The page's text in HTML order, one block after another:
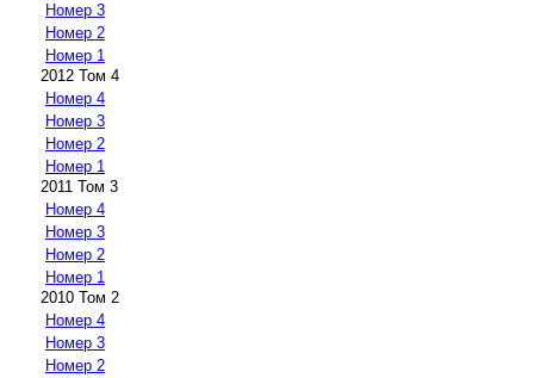
Номер 3
Номер 2
Номер 1
2012 Том 4
Номер 4
Номер 3
Номер 2
Номер 1
2011 Том 3
Номер 4
Номер 3
Номер 2
Номер 1
2010 Том 2
Номер 4
Номер 3
Номер 2